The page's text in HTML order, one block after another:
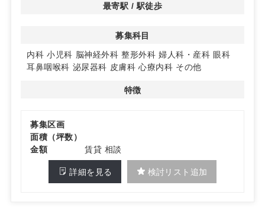
最寄駅 / 駅徒歩
募集科目
内科 小児科 脳神経外科 整形外科 婦人科・産科 眼科
耳鼻咽喉科 泌尿器科 皮膚科 心療内科 その他
特徴
募集区画
面積（坪数）
金額
賃貸 相談
詳細を見る 検討リスト追加